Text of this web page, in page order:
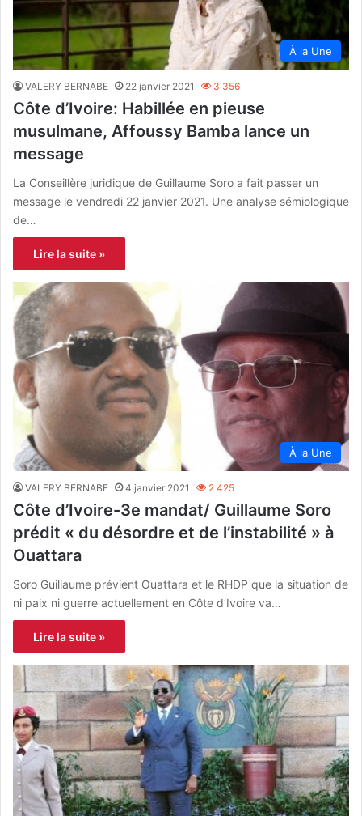
À la Une
VALERY BERNABE 22 janvier 2021 3 356
Côte d’Ivoire: Habillée en pieuse
musulmane, Affoussy Bamba lance un
message
La Conseillère juridique de Guillaume Soro a fait passer un
message le vendredi 22 janvier 2021. Une analyse sémiologique
de…
Lire la suite »
À la Une
VALERY BERNABE 4 janvier 2021 2 425
Côte d’Ivoire-3e mandat/ Guillaume Soro
prédit « du désordre et de l’instabilité » à
Ouattara
Soro Guillaume prévient Ouattara et le RHDP que la situation de
ni paix ni guerre actuellement en Côte d’Ivoire va…
Lire la suite »